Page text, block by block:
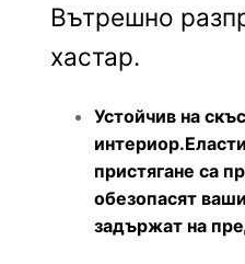
Вътрешно
хастар.
Устойчив на
пристягане са
обезопасят
задържат на